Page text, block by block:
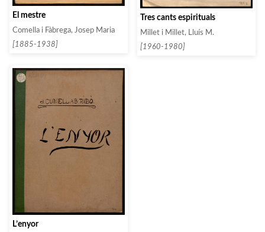
El mestre
Comella i Fàbrega, Josep Maria
[1885-1938]
Tres cants espirituals
Millet i Millet, Lluís M.
[1960-1980]
L’enyor